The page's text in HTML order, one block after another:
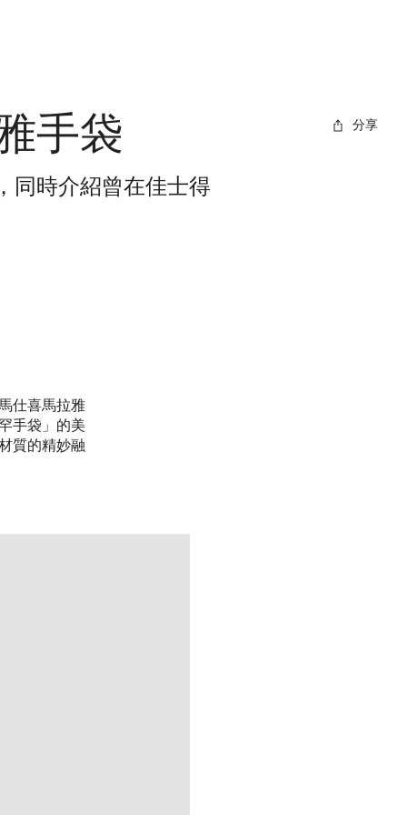
分享
手袋
同時介紹曾在佳士得
仕喜馬拉雅
手袋」的美
質的精妙融